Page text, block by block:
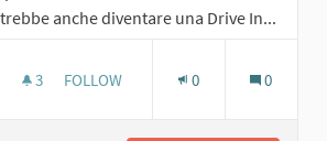
anche diventare una Drive In...
3 3 FOLLOWERS
FOLLOW 0 0